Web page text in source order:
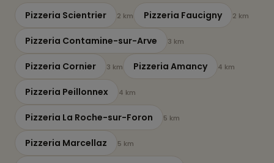
Pizzeria Scientrier 2 km Pizzeria Faucigny 2 km
Pizzeria Contamine-sur-Arve 3 km
Pizzeria Cornier 3 km Pizzeria Amancy 4 km
Pizzeria Peillonnex 4 km
Pizzeria La Roche-sur-Foron 5 km
Pizzeria Marcellaz 5 km